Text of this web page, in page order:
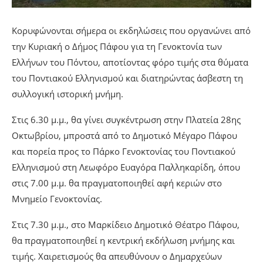
Κορυφώνονται σήμερα οι εκδηλώσεις που οργανώνει από
την Κυριακή ο Δήμος Πάφου για τη Γενοκτονία των
Ελλήνων του Πόντου, αποτίοντας φόρο τιμής στα θύματα
του Ποντιακού Ελληνισμού και διατηρώντας άσβεστη τη
συλλογική ιστορική μνήμη.
Στις 6.30 μ.μ., θα γίνει συγκέντρωση στην Πλατεία 28ης
Οκτωβρίου, μπροστά από το Δημοτικό Μέγαρο Πάφου
και πορεία προς το Πάρκο Γενοκτονίας του Ποντιακού
Ελληνισμού στη Λεωφόρο Ευαγόρα Παλληκαρίδη, όπου
στις 7.00 μ.μ. θα πραγματοποιηθεί αφή κεριών στο
Μνημείο Γενοκτονίας.